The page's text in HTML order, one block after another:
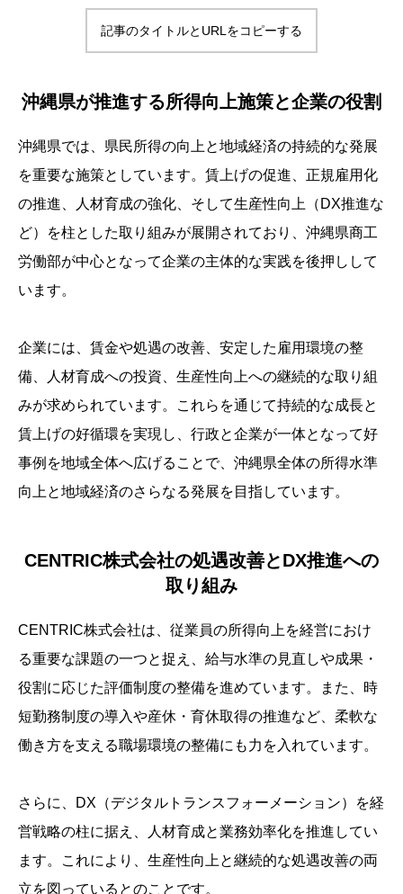
記事のタイトルとURLをコピーする
沖縄県が推進する所得向上施策と企業の役割
沖縄県では、県民所得の向上と地域経済の持続的な発展
を重要な施策としています。賃上げの促進、正規雇用化
の推進、人材育成の強化、そして生産性向上（DX推進な
ど）を柱とした取り組みが展開されており、沖縄県商工
労働部が中心となって企業の主体的な実践を後押しして
います。
企業には、賃金や処遇の改善、安定した雇用環境の整
備、人材育成への投資、生産性向上への継続的な取り組
みが求められています。これらを通じて持続的な成長と
賃上げの好循環を実現し、行政と企業が一体となって好
事例を地域全体へ広げることで、沖縄県全体の所得水準
向上と地域経済のさらなる発展を目指しています。
CENTRIC株式会社の処遇改善とDX推進への
取り組み
CENTRIC株式会社は、従業員の所得向上を経営におけ
る重要な課題の一つと捉え、給与水準の見直しや成果・
役割に応じた評価制度の整備を進めています。また、時
短勤務制度の導入や産休・育休取得の推進など、柔軟な
働き方を支える職場環境の整備にも力を入れています。
さらに、DX（デジタルトランスフォーメーション）を経
営戦略の柱に据え、人材育成と業務効率化を推進してい
ます。これにより、生産性向上と継続的な処遇改善の両
立を図っているとのことです。